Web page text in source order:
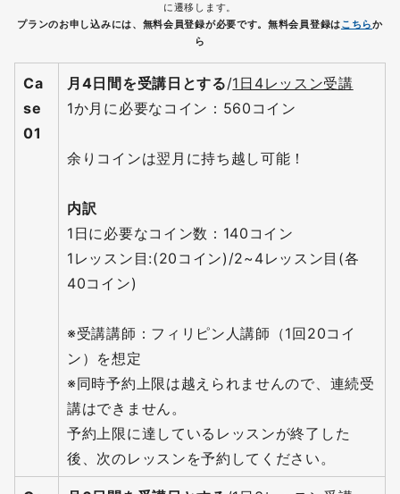
に遷移します。
プランのお申し込みには、無料会員登録が必要です。無料会員登録はこちらか
ら
Ca
se
01
月4日間を受講日とする/1日4レッスン受講
1か月に必要なコイン：560コイン
余りコインは翌月に持ち越し可能！
内訳
1日に必要なコイン数：140コイン
1レッスン目:(20コイン)/2~4レッスン目(各
40コイン)
※受講講師：フィリピン人講師（1回20コイ
ン）を想定
※同時予約上限は越えられませんので、連続受
講はできません。
予約上限に達しているレッスンが終了した
後、次のレッスンを予約してください。